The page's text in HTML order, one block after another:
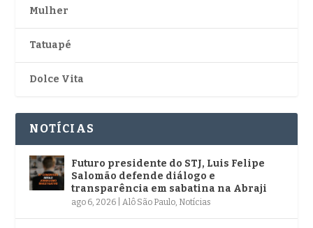
Mulher
Tatuapé
Dolce Vita
NOTÍCIAS
Futuro presidente do STJ, Luis Felipe
Salomão defende diálogo e
transparência em sabatina na Abraji
ago 6, 2026 |Alô São Paulo, Notícias